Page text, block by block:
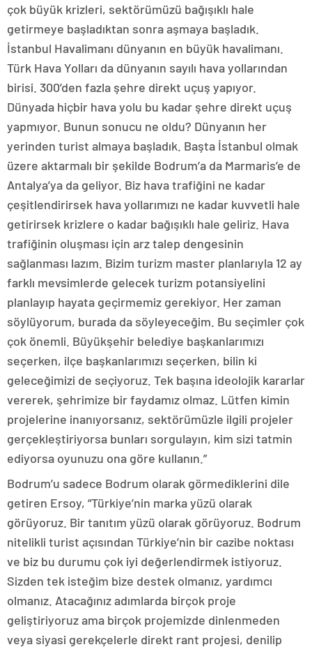
çok büyük krizleri, sektörümüzü bağışıklı hale
getirmeye başladıktan sonra aşmaya başladık.
İstanbul Havalimanı dünyanın en büyük havalimanı.
Türk Hava Yolları da dünyanın sayılı hava yollarından
birisi. 300’den fazla şehre direkt uçuş yapıyor.
Dünyada hiçbir hava yolu bu kadar şehre direkt uçuş
yapmıyor. Bunun sonucu ne oldu? Dünyanın her
yerinden turist almaya başladık. Başta İstanbul olmak
üzere aktarmalı bir şekilde Bodrum’a da Marmaris’e de
Antalya’ya da geliyor. Biz hava trafiğini ne kadar
çeşitlendirirsek hava yollarımızı ne kadar kuvvetli hale
getirirsek krizlere o kadar bağışıklı hale geliriz. Hava
trafiğinin oluşması için arz talep dengesinin
sağlanması lazım. Bizim turizm master planlarıyla 12 ay
farklı mevsimlerde gelecek turizm potansiyelini
planlayıp hayata geçirmemiz gerekiyor. Her zaman
söylüyorum, burada da söyleyeceğim. Bu seçimler çok
çok önemli. Büyükşehir belediye başkanlarımızı
seçerken, ilçe başkanlarımızı seçerken, bilin ki
geleceğimizi de seçiyoruz. Tek başına ideolojik kararlar
vererek, şehrimize bir faydamız olmaz. Lütfen kimin
projelerine inanıyorsanız, sektörümüzle ilgili projeler
gerçekleştiriyorsa bunları sorgulayın, kim sizi tatmin
ediyorsa oyunuzu ona göre kullanın.”
Bodrum’u sadece Bodrum olarak görmediklerini dile
getiren Ersoy, “Türkiye’nin marka yüzü olarak
görüyoruz. Bir tanıtım yüzü olarak görüyoruz. Bodrum
nitelikli turist açısından Türkiye’nin bir cazibe noktası
ve biz bu durumu çok iyi değerlendirmek istiyoruz.
Sizden tek isteğim bize destek olmanız, yardımcı
olmanız. Atacağınız adımlarda birçok proje
geliştiriyoruz ama birçok projemizde dinlenmeden
veya siyasi gerekçelerle direkt rant projesi, denilip